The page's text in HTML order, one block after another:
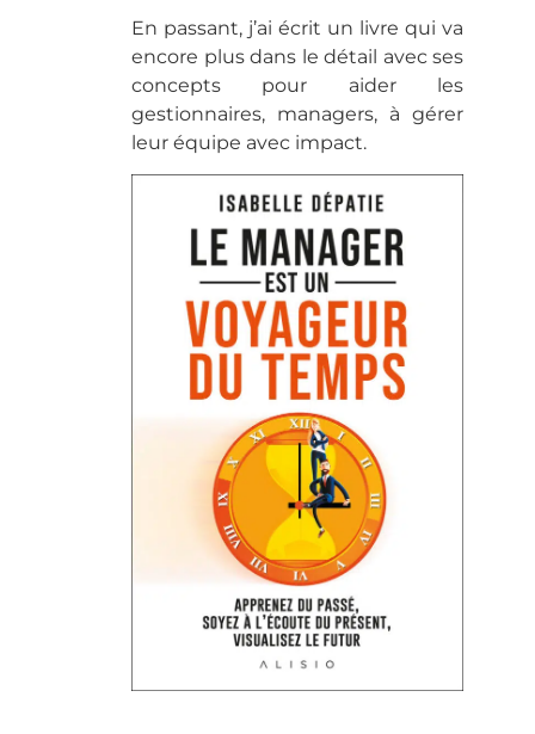
En passant, j’ai écrit un livre qui va
encore plus dans le détail avec ses
concepts pour aider les
gestionnaires, managers, à gérer
leur équipe avec impact.